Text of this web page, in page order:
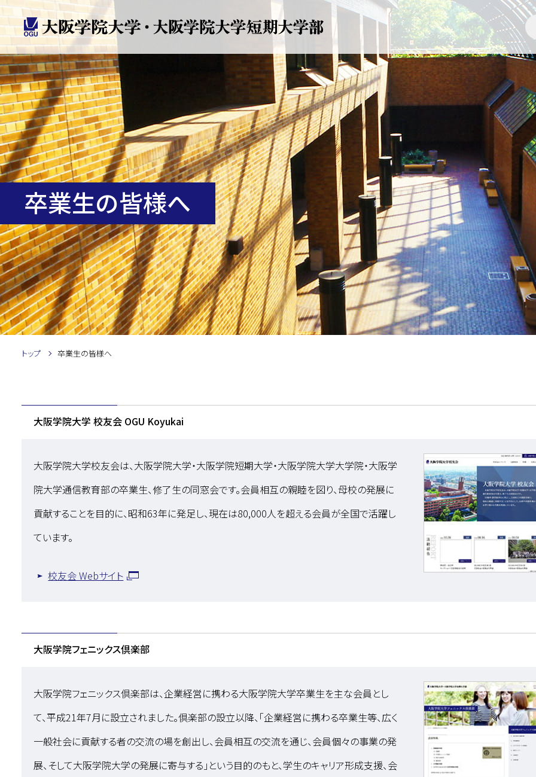
卒業生の皆様へ
トップ 卒業生の皆様へ
大阪学院大学 校友会 OGU Koyukai
大阪学院大学校友会は、大阪学院大学・大阪学院短期大学・大阪学院大学大学院・大阪学
院大学通信教育部の卒業生、修了生の同窓会です。会員相互の親睦を図り、母校の発展に
貢献することを目的に、昭和63年に発足し、現在は80,000人を超える会員が全国で活躍し
ています。
校友会 Webサイト
大阪学院フェニックス倶楽部
大阪学院フェニックス倶楽部は、企業経営に携わる大阪学院大学卒業生を主な会員とし
て、平成21年7月に設立されました。倶楽部の設立以降、「企業経営に携わる卒業生等、広く
一般社会に貢献する者の交流の場を創出し、会員相互の交流を通じ、会員個々の事業の発
展、そして大阪学院大学の発展に寄与する」という目的のもと、学生のキャリア形成支援、会